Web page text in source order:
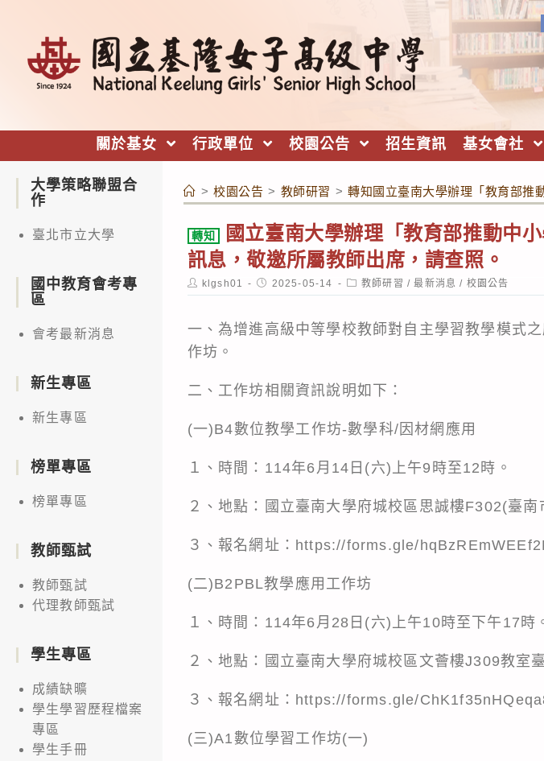
關於基女 行政單位 校園公告 招生資訊 基女會社
> 校園公告 > 教師研習 > 轉知國立臺南大學辦理「教育部推
轉知
國立臺南大學辦理「教育部推動中
訊息，敬邀所屬教師出席，請查照。
Post
author:
klgsh01
Post
published:
2025-05-14
Post
category:
教師研習 / 最新消息 / 校園公告
一、為增進高級中等學校教師對自主學習教學模式
作坊。
二、工作坊相關資訊說明如下：
(一)B4數位教學工作坊-數學科/因材網應用
１、時間：114年6月14日(六)上午9時至12時。
２、地點：國立臺南大學府城校區思誠樓F302(臺
３、報名網址： https://forms.gle/
(二)B2PBL教學應用工作坊
１、時間：114年6月28日(六)上午10時至下午17時
２、地點：國立臺南大學府城校區文薈樓J309教室
３、報名網址： https://forms.gle/
(三)A1數位學習工作坊(一)
大學策略聯盟合
作
臺北市立大學
國中教育會考專
區
會考最新消息
新生專區
新生專區
榜單專區
榜單專區
教師甄試
教師甄試
代理教師甄試
學生專區
成績缺曠
學生學習歷程檔案
專區
學生手冊